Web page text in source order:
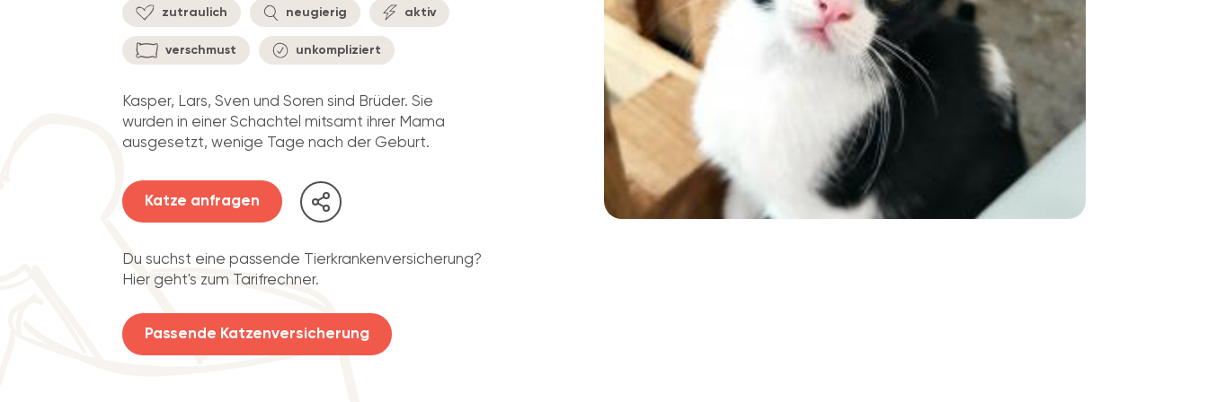
zutraulich neugierig aktiv
verschmust unkompliziert
Kasper, Lars, Sven und Soren sind Brüder. Sie
wurden in einer Schachtel mitsamt ihrer Mama
ausgesetzt, wenige Tage nach der Geburt.
Katze anfragen
Du suchst eine passende Tierkrankenversicherung?
Hier geht's zum Tarifrechner.
Passende Katzenversicherung